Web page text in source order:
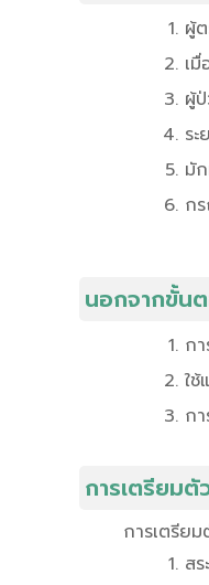
ผู้
เ
ผู้
ร
มั
ก
นอกจากขั้น
ก
ใ
ก
การเตรียม
การเตรีย
ส